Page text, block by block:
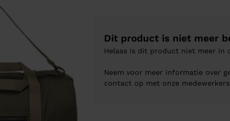
Dit product is niet meer
Helaas is dit product niet meer in
Neem voor meer informatie over
contact op met onze medewerkers.